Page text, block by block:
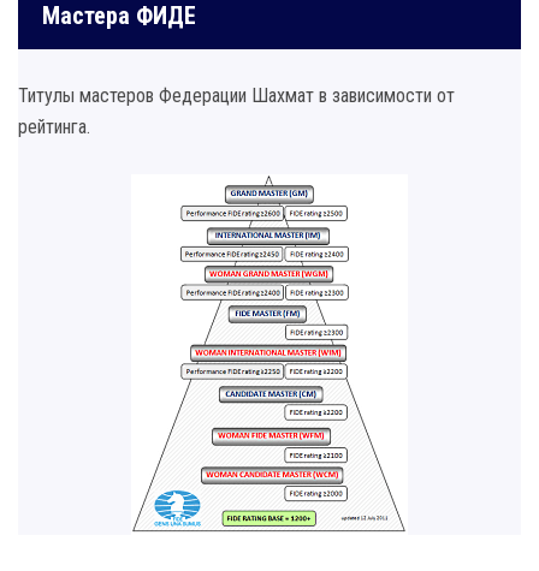
Мастера ФИДЕ
Титулы мастеров Федерации Шахмат в зависимости от
рейтинга.